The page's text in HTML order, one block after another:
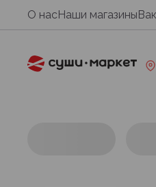
О насНаши магазины